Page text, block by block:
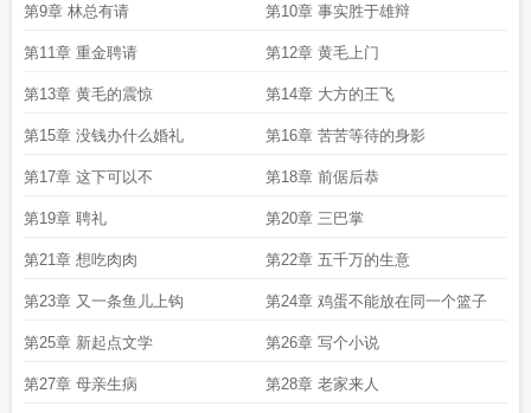
第9章 林总有请 第10章 事实胜于雄辩
第11章 重金聘请 第12章 黄毛上门
第13章 黄毛的震惊 第14章 大方的王飞
第15章 没钱办什么婚礼 第16章 苦苦等待的身影
第17章 这下可以不 第18章 前倨后恭
第19章 聘礼 第20章 三巴掌
第21章 想吃肉肉 第22章 五千万的生意
第23章 又一条鱼儿上钩 第24章 鸡蛋不能放在同一个篮子
第25章 新起点文学 第26章 写个小说
第27章 母亲生病 第28章 老家来人